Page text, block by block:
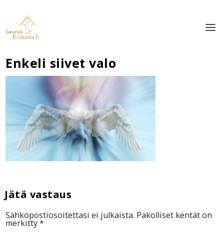
Enkeli siivet valo
Sähköpostiosoitettasi ei julkaista. Pakolliset kentät on
merkitty*